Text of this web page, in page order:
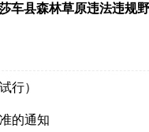
行）
的通知